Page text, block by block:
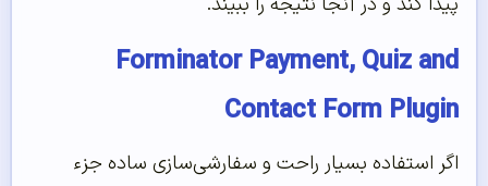
Forminator Payment, Quiz and
Contact Form Plugin
اگر استفاده بسیار راحت و سفارشی‌‌سازی ساده جزء